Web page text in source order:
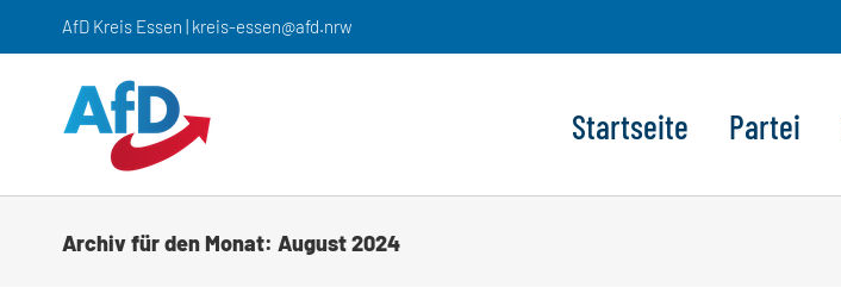
AfD Kreis Essen | kreis-essen@afd.nrw
Startseite Partei
Archiv für den Monat: August 2024